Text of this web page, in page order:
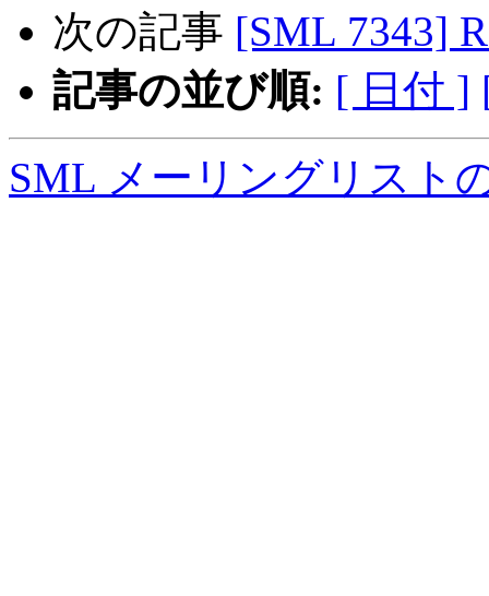
次の記事 [SML 7343]
記事の並び順: [ 日付 ]
SML メーリングリスト